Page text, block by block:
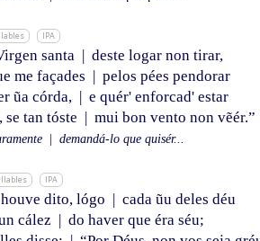
IPA
santa | deste logar non tirar,
me façades | pelos pées pendorar
ũa córda, | e quér' enforcad' estar
se tan tóste | mui bon vento non vẽér.”
demandá-lo que quisér...
IPA
dito, lógo | cada ũu deles déu
cález | do haver que éra séu;